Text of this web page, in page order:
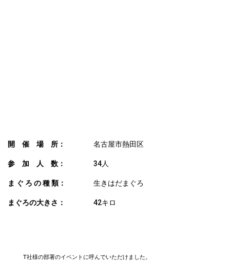
開 催 場 所： 名古屋市熱田区
参 加 人 数： 34人
ま ぐ ろ の 種 類： 生きはだまぐろ
まぐろの大きさ： 42キロ
T社様の部署のイベントに呼んでいただけました。